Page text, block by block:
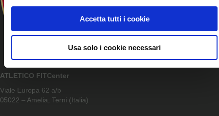
Accetta tutti i cookie
Usa solo i cookie necessari
ATLETICO FITCenter
Viale Europa 62 a/b
05022 – Amelia, Terni (Italia)